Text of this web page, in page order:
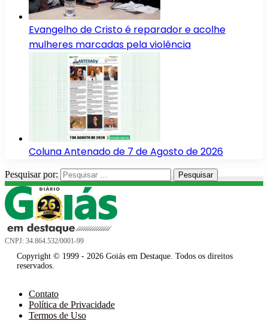
Evangelho de Cristo é reparador e acolhe
mulheres marcadas pela violência
Coluna Antenado de 7 de Agosto de 2026
Pesquisar por:
CNPJ: 34.864.532/0001-99
Copyright © 1999 - 2026 Goiás em Destaque. Todos os direitos
reservados.
Contato
Política de Privacidade
Termos de Uso